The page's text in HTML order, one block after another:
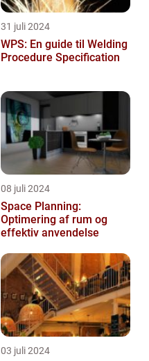
31 juli 2024
WPS: En guide til Welding
Procedure Specification
08 juli 2024
Space Planning:
Optimering af rum og
effektiv anvendelse
03 juli 2024